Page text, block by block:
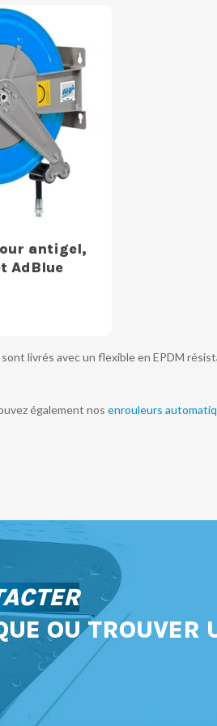
antigel,
AdBlue
livrés avec un flexible en EPDM
également nos enrouleurs
OU TROUVER